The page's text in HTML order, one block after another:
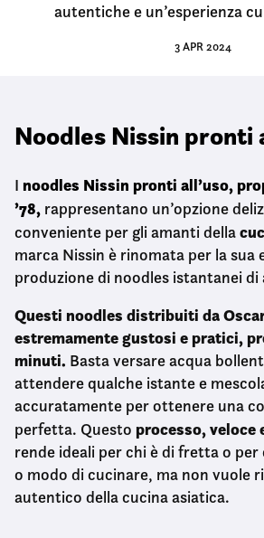
autentiche e un’esperienza
3 APR 2024
Noodles Nissin pronti
I noodles Nissin pronti all’uso,
’78, rappresentano un’opzione
conveniente per gli amanti della
marca Nissin è rinomata per la sua
produzione di noodles istantanei di
Questi noodles distribuiti da
estremamente gustosi e pratici,
minuti. Basta versare acqua
attendere qualche istante e
accuratamente per ottenere una
perfetta. Questo processo, veloce
rende ideali per chi è di fretta o per
o modo di cucinare, ma non vuole
autentico della cucina asiatica.